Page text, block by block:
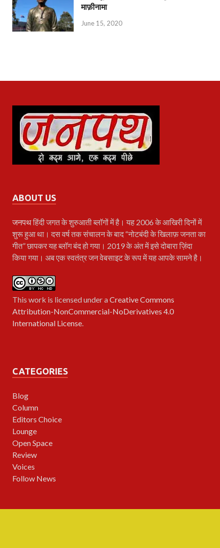
माफ़ीनामा
June 15, 2020
ABOUT US
जनपथहिंदी जगत के शुरुआती ब्लॉगों में है। यह 2006 के आखिरी दिनों में
शुरू हुआ था। दस वर्ष तक संचालन के बाद “नोटबंदी के खिलाफ़ जनता का
गीत” छापकर यह ब्लॉग बंद हो गया। 2019 के अंत में इसे दोबारा ज़िंदा
किया गया। अब एक स्वतंत्र जन वेबसाइट के रूप में यह आपके सामने है।
This work is licensed under aCreative Commons
Attribution-NonCommercial-NoDerivatives 4.0
International License
CATEGORIES
Blog
Column
Editors Choice
Lounge
Open Space
Review
Voices
Follow News